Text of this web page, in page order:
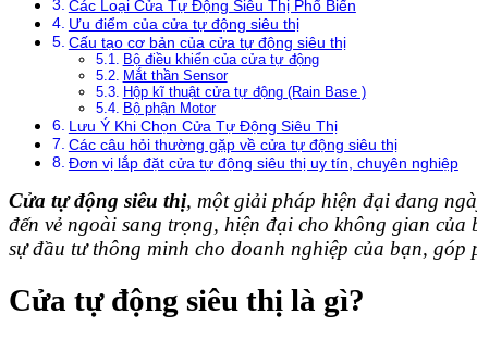
Các Loại Cửa Tự Động Siêu Thị Phổ Biến
Ưu điểm của cửa tự động siêu thị
Cấu tạo cơ bản của cửa tự động siêu thị
Bộ điều khiển của cửa tự động
Mắt thần Sensor
Hộp kĩ thuật cửa tự động (Rain Base )
Bộ phận Motor
Lưu Ý Khi Chọn Cửa Tự Động Siêu Thị
Các câu hỏi thường gặp về cửa tự động siêu thị
Đơn vị lắp đặt cửa tự động siêu thị uy tín, chuyên nghiệp
Cửa tự động siêu thị, một giải pháp hiện đại đang
đến vẻ ngoài sang trọng, hiện đại cho không gian
sự đầu tư thông minh cho doanh nghiệp của bạn,
Cửa tự động siêu thị là gì?